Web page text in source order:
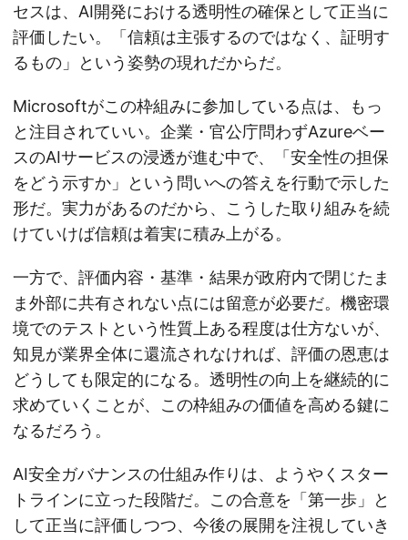
セスは、AI開発における透明性の確保として正当に
評価したい。「信頼は主張するのではなく、証明す
るもの」という姿勢の現れだからだ。
Microsoftがこの枠組みに参加している点は、もっ
と注目されていい。企業・官公庁問わずAzureベー
スのAIサービスの浸透が進む中で、「安全性の担保
をどう示すか」という問いへの答えを行動で示した
形だ。実力があるのだから、こうした取り組みを続
けていけば信頼は着実に積み上がる。
一方で、評価内容・基準・結果が政府内で閉じたま
ま外部に共有されない点には留意が必要だ。機密環
境でのテストという性質上ある程度は仕方ないが、
知見が業界全体に還流されなければ、評価の恩恵は
どうしても限定的になる。透明性の向上を継続的に
求めていくことが、この枠組みの価値を高める鍵に
なるだろう。
AI安全ガバナンスの仕組み作りは、ようやくスター
トラインに立った段階だ。この合意を「第一歩」と
して正当に評価しつつ、今後の展開を注視していき